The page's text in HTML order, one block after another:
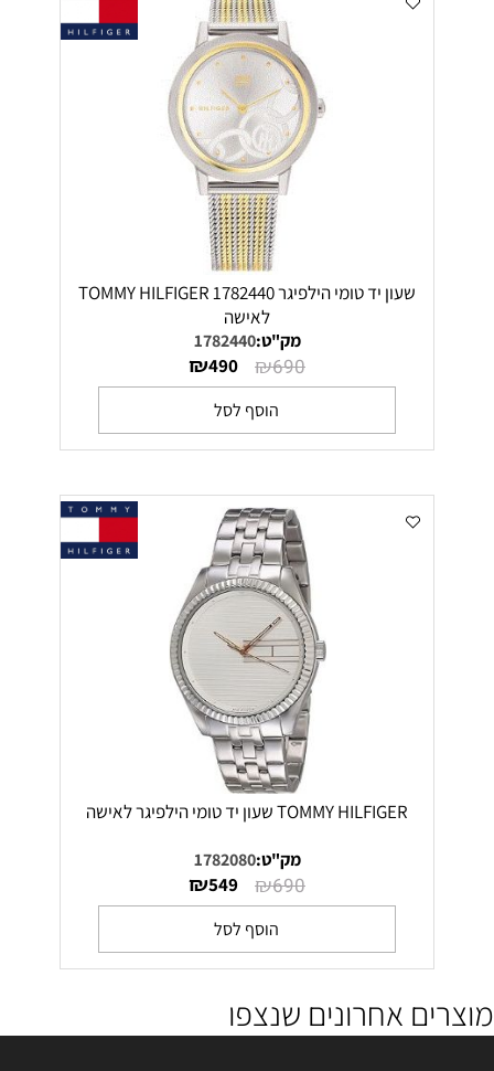
שעון יד טומי הילפיגר 1782440 TOMMY HILFIGER
לאישה
מק"ט:1782440
₪690
₪490
הוסף לסל
TOMMY HILFIGER שעון יד טומי הילפיגר לאישה
מק"ט:1782080
₪690
₪549
הוסף לסל
מוצרים אחרונים שנצפו